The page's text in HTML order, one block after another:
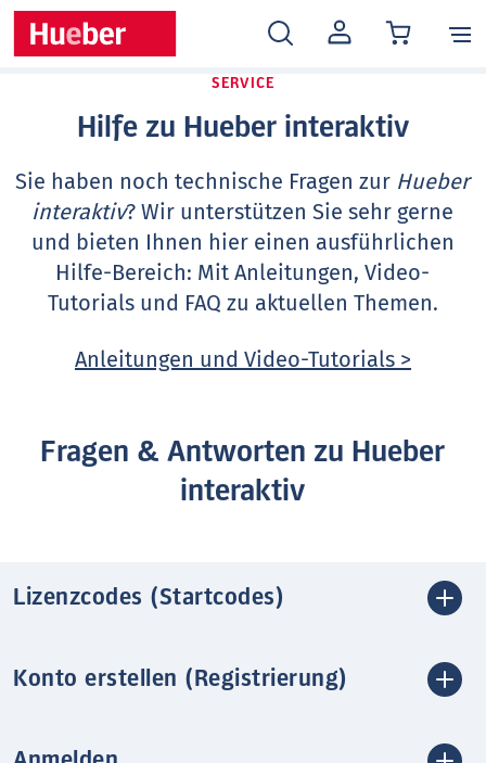
MEIN
KONTO
SERVICE
Hilfe zu Hueber interaktiv
Sie haben noch technische Fragen zur Hueber
interaktiv? Wir unterstützen Sie sehr gerne
und bieten Ihnen hier einen ausführlichen
Hilfe-Bereich: Mit Anleitungen, Video-
Tutorials und FAQ zu aktuellen Themen.
Anleitungen und Video-Tutorials >
Fragen & Antworten zu Hueber
interaktiv
Lizenzcodes (Startcodes)
Konto erstellen (Registrierung)